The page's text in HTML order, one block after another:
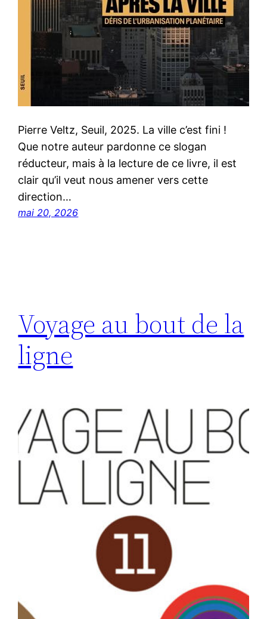
Pierre Veltz, Seuil, 2025. La ville c’est fini !
Que notre auteur pardonne ce slogan
réducteur, mais à la lecture de ce livre, il est
clair qu’il veut nous amener vers cette
direction…
mai 20, 2026
Voyage au bout de la
ligne